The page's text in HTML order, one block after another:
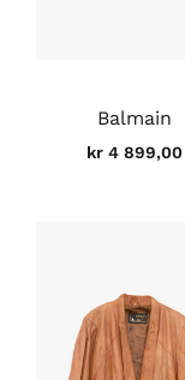
Balmain
kr 4 899,00